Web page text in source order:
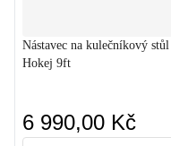
Nástavec na kulečníkový
Hokej 9ft
6 990,00 Kč